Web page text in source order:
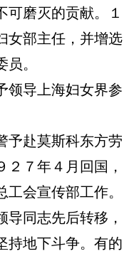
可磨灭的贡献。１
女部主任，并增选
。
导上海妇女界参
赴莫斯科东方劳
７年４月回国，
会宣传部工作。
同志先后转移，
持地下斗争。有的